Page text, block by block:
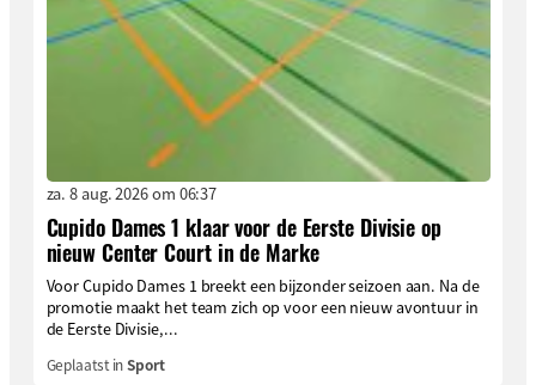
za. 8 aug. 2026 om 06:37
Cupido Dames 1 klaar voor de Eerste Divisie op
nieuw Center Court in de Marke
Voor Cupido Dames 1 breekt een bijzonder seizoen aan. Na de
promotie maakt het team zich op voor een nieuw avontuur in
de Eerste Divisie,...
Geplaatst inSport